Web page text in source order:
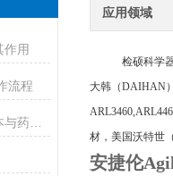
作用
流程
应用领域
检硕科学
大韩（DAIHAN
材，美国沃特世
安捷伦